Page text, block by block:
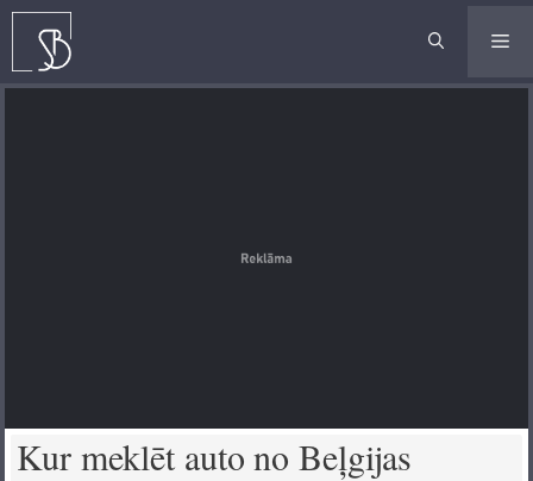
Skip
content
Kur meklēt auto no Beļgijas